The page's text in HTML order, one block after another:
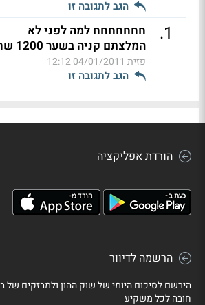
הגב לתגובה זו
1
.
חחחחחחח למה לפני לא
המלצתם קניה בשער 1200 שח?
פזית 04/01/2011 12:12
הגב לתגובה זו
הורדת אפליקציה
הרשמה לדיוור
הירשם לסיכום היומי של שוק ההון ולמבזקים של
חובה לכל משקיע